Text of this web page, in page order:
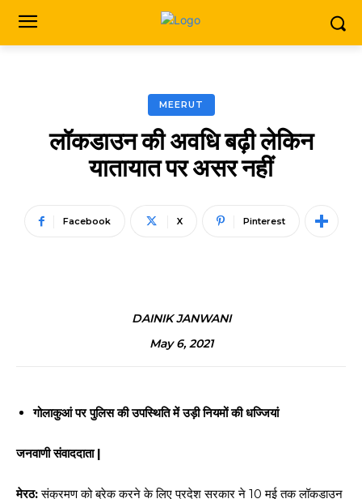
MEERUT
लॉकडाउन की अवधि बढ़ी लेकिन
यातायात पर असर नहीं
Facebook X Pinterest
DAINIK JANWANI
May 6, 2021
गोलाकुआं पर पुलिस की उपस्थिति में उड़ी नियमों की धज्जियां
जनवाणी संवाददाता |
मेरठ:संक्रमण को ब्रेक करने के लिए प्रदेश सरकार ने 10 मई तक लॉकडाउन